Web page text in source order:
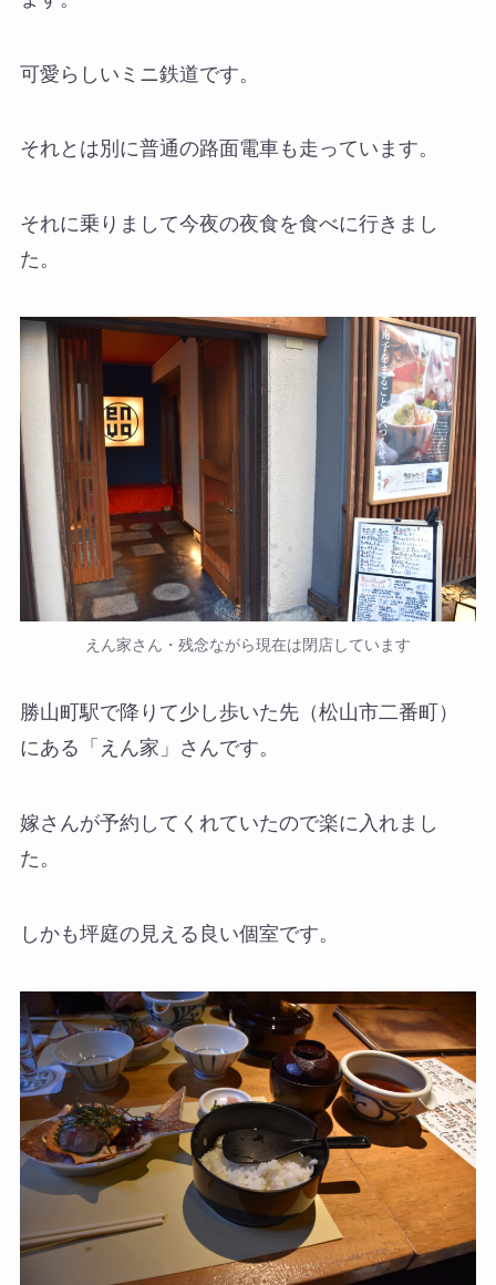
可愛らしいミニ鉄道です。
それとは別に普通の路面電車も走っています。
それに乗りまして今夜の夜食を食べに行きまし
た。
えん家さん・残念ながら現在は閉店しています
勝山町駅で降りて少し歩いた先（松山市二番町）
にある「えん家」さんです。
嫁さんが予約してくれていたので楽に入れまし
た。
しかも坪庭の見える良い個室です。